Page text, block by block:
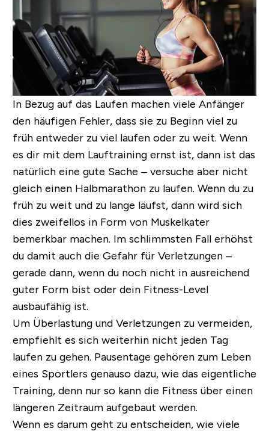
In Bezug auf das Laufen machen viele Anfänger
den häufigen Fehler, dass sie zu Beginn viel zu
früh entweder zu viel laufen oder zu weit. Wenn
es dir mit dem Lauftraining ernst ist, dann ist das
natürlich eine gute Sache – versuche aber nicht
gleich einen Halbmarathon zu laufen. Wenn du zu
früh zu weit und zu lange läufst, dann wird sich
dies zweifellos in Form von Muskelkater
bemerkbar machen. Im schlimmsten Fall erhöhst
du damit auch die Gefahr für Verletzungen –
gerade dann, wenndu noch nicht in ausreichend
guter Form bist oder dein Fitness-Level
ausbaufähig ist.
Um Überlastung und Verletzungen zu vermeiden,
empfiehlt es sich weiterhin nicht jeden Tag
laufen zu gehen. Pausentage gehören zum Leben
eines Sportlers genauso dazu, wie das eigentliche
Training, denn nur so kann die Fitness über einen
längeren Zeitraum aufgebaut werden.
Wenn es darum geht zu entscheiden, wie viele